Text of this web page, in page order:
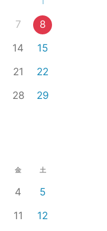
7
8
14
15
21
22
28
29
金 土
4
5
11
12